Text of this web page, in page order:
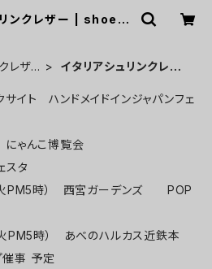
リンクレザー | shoein
レザ
イタリアシュリンクレザ
ト ハンドメイドインジャパンフェ
ゃんこ博覧会
スタ
火PM5時） 西宮ガーデンズ POP
PM5時） あべのハルカス近鉄本
事 予定